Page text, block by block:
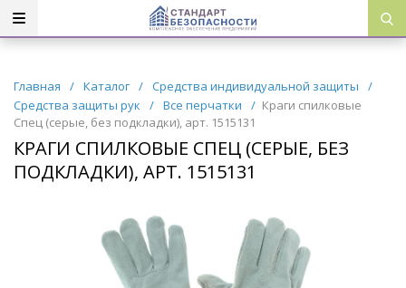
Главная / Каталог / Средства индивидуальной защиты
/
Средства защиты рук
/ Все перчатки / Краги спилковые
Спец (серые, без подкладки), арт. 1515131
КРАГИ СПИЛКОВЫЕ СПЕЦ (СЕРЫЕ, БЕЗ
ПОДКЛАДКИ), АРТ. 1515131